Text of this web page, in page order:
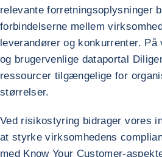
relevante forretningsoplysninger
forbindelserne mellem
leverandører og konkurrenter. På
og brugervenlige dataportal
ressourcer tilgængelige for
størrelser.
Ved risikostyring bidrager vores
at styrke virksomhedens
med Know Your Customer-